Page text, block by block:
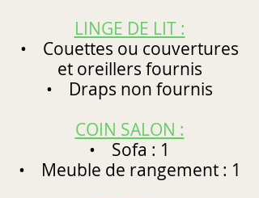
LINGE DE LIT :
• Couettes ou couvertures
et oreillers fournis
• Draps non fournis
COIN SALON :
• Sofa : 1
• Meuble de rangement : 1